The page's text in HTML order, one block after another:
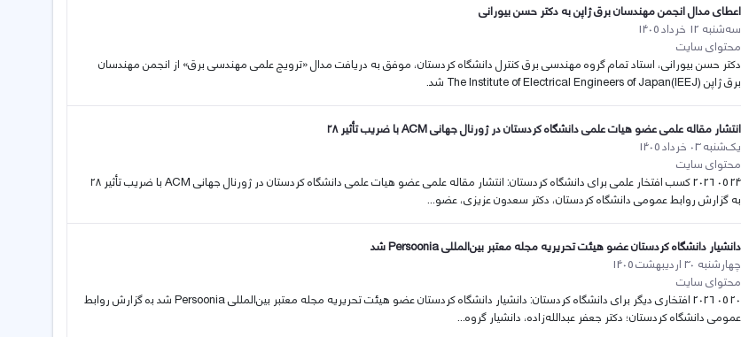
اعطای مدال انجمن مهندسان برق ژاپن به دکتر حسن بیورانی
سه‌شنبه 12 خرداد 1405
محتوای سایت
دکتر حسن بیورانی، استاد تمام گروه مهندسی برق کنترل دانشگاه کردستان، موفق به دریافت مدال «ترویج علمی مهندسی برق» از انجمن مهندسان
برق ژاپن The Institute of Electrical Engineers of Japan(IEEJ) شد.
انتشار مقاله علمی عضو هیات علمی دانشگاە کردستان در ژورنال جهانی ACM با ضریب تأثیر ۲۸
یک‌شنبه 03 خرداد 1405
محتوای سایت
24 05 2026 کسب افتخار علمی برای دانشگاه کردستان: انتشار مقاله علمی عضو هیات علمی دانشگاە کردستان در ژورنال جهانی ACM با ضریب تأثیر ۲۸
به گزارش روابط عمومی دانشگاه کردستان، دکتر سعدون عزیزی، عضو...
دانشیار دانشگاه کردستان عضو هیئت تحریریه مجله معتبر بین‌المللی Persoonia شد
چهارشنبه 30 اردیبهشت 1405
محتوای سایت
20 05 2026 افتخاری دیگر برای دانشگاە کردستان: دانشیار دانشگاه کردستان عضو هیئت تحریریه مجله معتبر بین‌المللی Persoonia شد بە گزارش روابط
عمومی دانشگاە کردستان؛ دکتر جعفر عبدالله‌زاده، دانشیار گروه...